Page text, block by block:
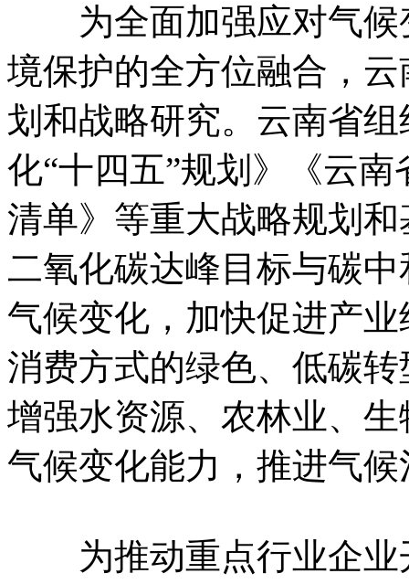
为全面加强应对气候
境保护的全方位融合，
划和战略研究。云南省
化“十四五”规划》《云
清单》等重大战略规划
二氧化碳达峰目标与碳
气候变化，加快促进产
消费方式的绿色、低碳
增强水资源、农林业、
气候变化能力，推进气
为推动重点行业企业